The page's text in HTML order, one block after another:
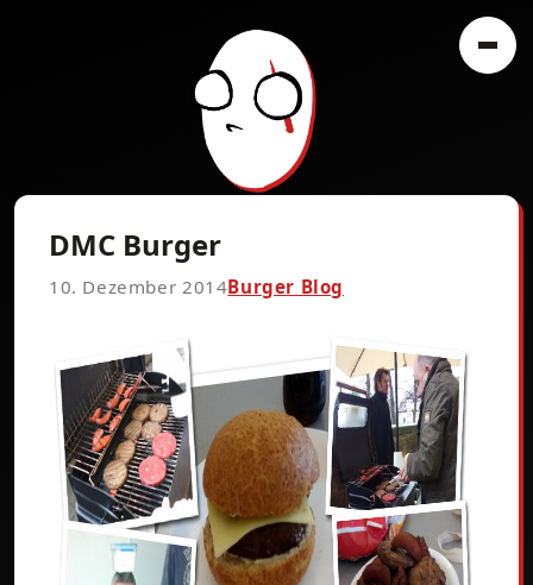
DMC Burger
10. Dezember 2014Burger Blog